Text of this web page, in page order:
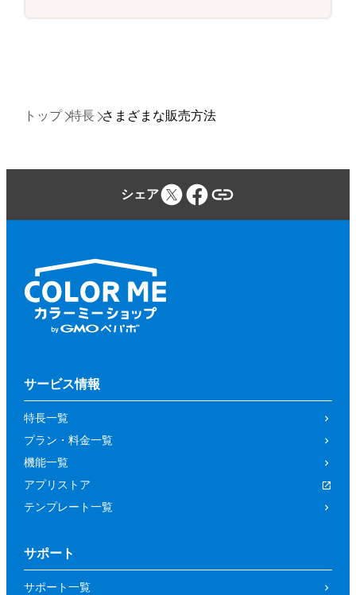
トップ 特長 さまざまな販売方法
シェア
サービス情報
特長一覧
プラン・料金一覧
機能一覧
アプリストア
テンプレート一覧
サポート
サポート一覧